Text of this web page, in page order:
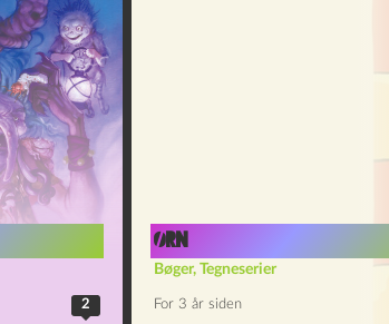
2
Ørn
Bøger, Tegneserier
For 3 år siden